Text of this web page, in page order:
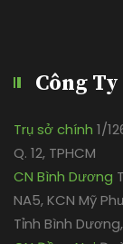
Công
Trụ sở chính 1/
Q. 12, TPHCM
CN Bình Dương
NA5, KCN Mỹ
Tỉnh Bình